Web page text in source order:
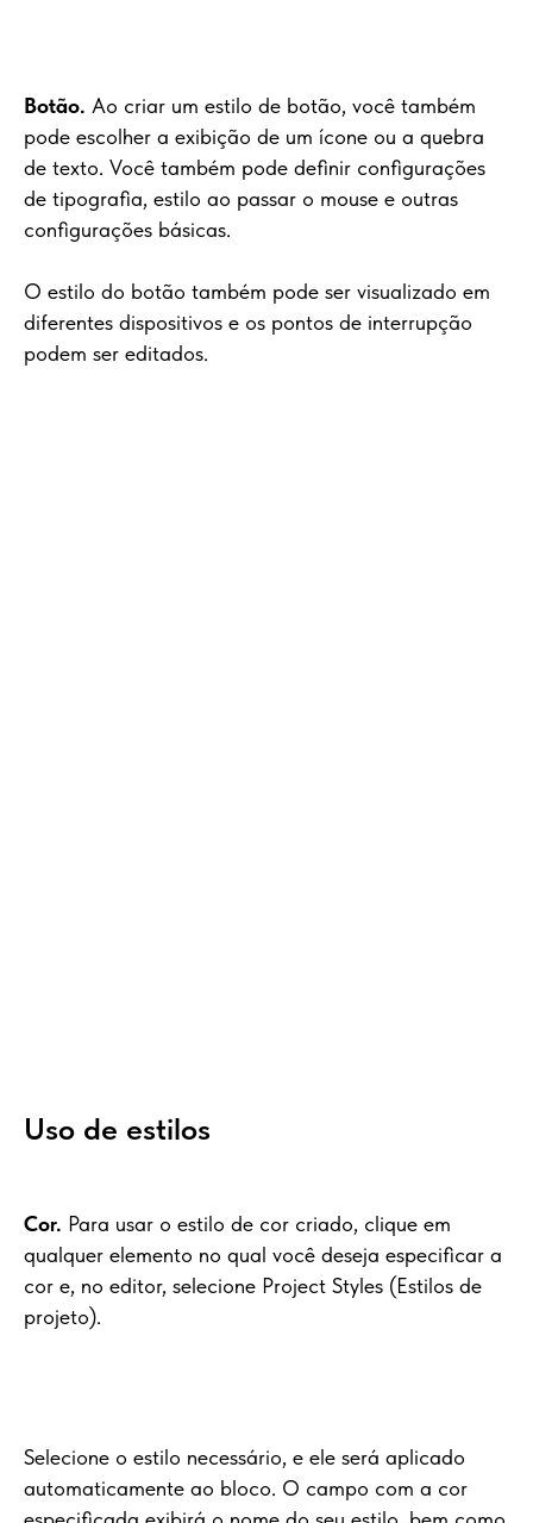
Botão. Ao criar um estilo de botão, você também
pode escolher a exibição de um ícone ou a quebra
de texto. Você também pode definir configurações
de tipografia, estilo ao passar o mouse e outras
configurações básicas.
O estilo do botão também pode ser visualizado em
diferentes dispositivos e os pontos de interrupção
podem ser editados.
Uso de estilos
Cor. Para usar o estilo de cor criado, clique em
qualquer elemento no qual você deseja especificar a
cor e, no editor, selecione Project Styles (Estilos de
projeto).
Selecione o estilo necessário, e ele será aplicado
automaticamente ao bloco. O campo com a cor